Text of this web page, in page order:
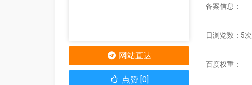
备案信息：
日浏览数：5次
百度权重：
网站直达
点赞 [0]